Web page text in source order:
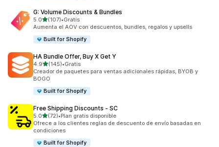
G: Volume Discounts & Bundles
5.0de 5 estrellas
(107)
107 reseñas en total
•Gratis
Aumenta el AOV con descuentos, bundles, regalos y upsells
Built for Shopify
HA Bundle Offer, Buy X Get Y
4.9de 5 estrellas
(145)
145 reseñas en total
•Gratis
Creador de paquetes para ventas adicionales rápidas, BYOB y
BOGO
Built for Shopify
Free Shipping Discounts ‑ SC
5.0de 5 estrellas
(72)
72 reseñas en total
•Plan gratis disponible
Ofrece a los clientes reglas de descuento de envío basadas en
condiciones
Built for Shopify